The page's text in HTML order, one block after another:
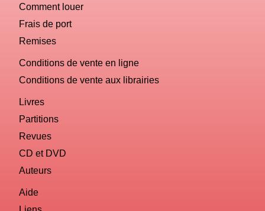
Comment louer
Frais de port
Remises
Conditions de vente en ligne
Conditions de vente aux librairies
Livres
Partitions
Revues
CD et DVD
Auteurs
Aide